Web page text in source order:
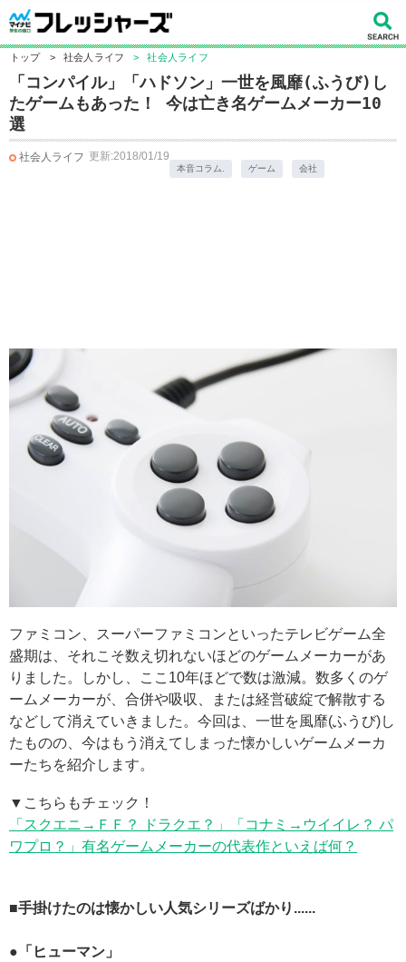
トップ > 社会人ライフ > 社会人ライフ
「コンパイル」「ハドソン」一世を風靡(ふうび)し
たゲームもあった！ 今は亡き名ゲームメーカー10
選
社会人ライフ 更新:2018/01/19
本音コラム. ゲーム 会社
ファミコン、スーパーファミコンといったテレビゲーム全
盛期は、それこそ数え切れないほどのゲームメーカーがあ
りました。しかし、ここ10年ほどで数は激減。数多くのゲ
ームメーカーが、合併や吸収、または経営破綻で解散する
などして消えていきました。今回は、一世を風靡(ふうび)し
たものの、今はもう消えてしまった懐かしいゲームメーカ
ーたちを紹介します。
▼こちらもチェック！
「スクエニ→ＦＦ？ ドラクエ？」「コナミ→ウイイレ？ パ
ワプロ？」有名ゲームメーカーの代表作といえば何？
■手掛けたのは懐かしい人気シリーズばかり......
●「ヒューマン」